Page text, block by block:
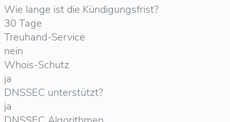
Wie lange ist die Kündigungsfrist?
30 Tage
Treuhand-Service
nein
Whois-Schutz
ja
DNSSEC unterstützt?
ja